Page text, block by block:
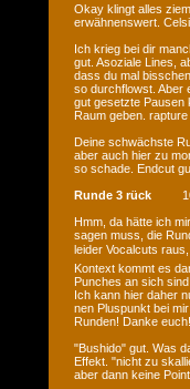
Okay klingt alles
erwähnenswert.
Ich krieg bei dir
gut. Asoziale Lines,
dass du mal
so durchflowst. Aber
gut gesetzte Pausen
Raum geben. rapture
Deine schwächste
aber auch hier zu
so schade. Endcut
Runde 3 rück
Hmm, da hätte ich
sagen muss, die
leider Vocalcuts raus,
Kontext kommt es
Punches an sich
Ich kann hier daher
nen Pluspunkt bei
Runden! Danke
"Bushido" gut. Was
Effekt. "nicht zu
aber dann keine